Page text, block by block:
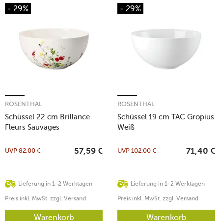
- 29%
Schüssel 22 cm Brillance
Fleurs Sauvages
ROSENTHAL
Lieferung in 1-2 Werktagen
UVP82,00 € 57,59 €
Preis inkl. MwSt. zzgl. Versand
Warenkorb
- 29%
Schüssel 19 cm TAC Gropius
Weiß
ROSENTHAL
Lieferung in 1-2 Werktagen
UVP102,00 € 71,40 €
Preis inkl. MwSt. zzgl. Versand
Warenkorb